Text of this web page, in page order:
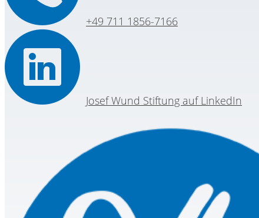
+49 711 1856-7166
Josef Wund Stiftung auf LinkedIn